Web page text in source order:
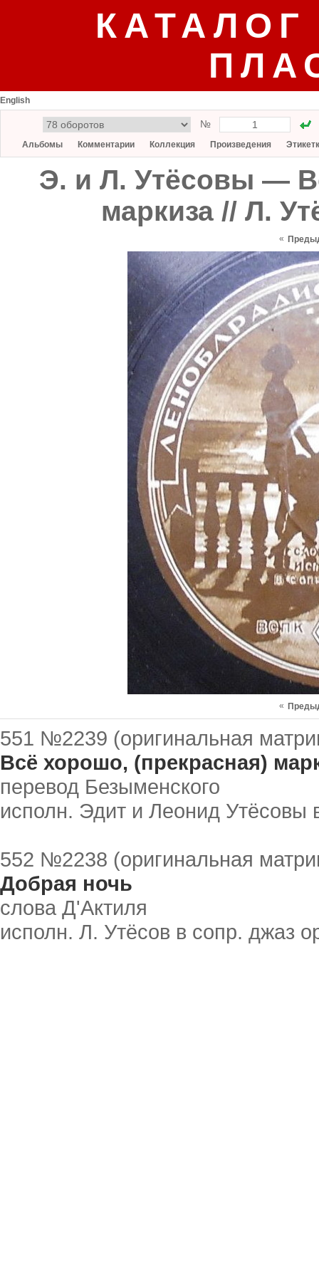
English
№
Альбомы Комментарии Коллекция Произведения
Э. и Л. Утёсовы —
маркиза // Л.
«
«
551 №2239 (оригинальная
Всё хорошо, (прекрасная)
перевод Безыменского
исполн. Эдит и Леонид Утёсовы
552 №2238 (оригинальная
Добрая ночь
слова Д'Актиля
исполн. Л. Утёсов в сопр. джаз